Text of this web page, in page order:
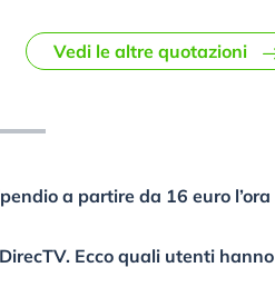
Vedi le altre quotazioni
a partire da 16 euro l’ora
Ecco quali utenti hanno